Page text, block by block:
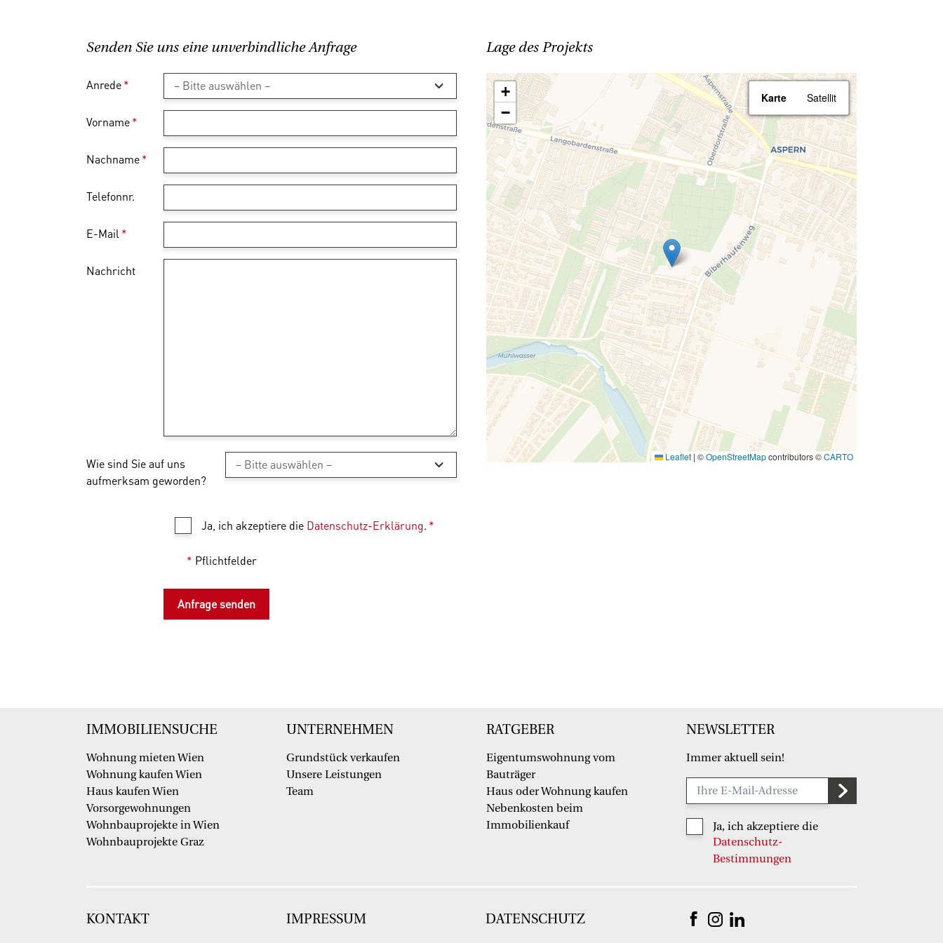
Lage des Projekts
+
−
Karte Satellit
Leaflet | ©OpenStreetMapcontributors ©CARTO
Senden Sie uns eine unverbindliche Anfrage
Anrede*
Vorname*
Nachname*
Telefonnr.
E-Mail*
Nachricht
Wie sind Sie auf uns
aufmerksam geworden?
Ja, ich akzeptiere die Datenschutz-Erklärung. *
* Pflichtfelder
IMMOBILIENSUCHE
Wohnung mieten Wien
Wohnung kaufen Wien
Haus kaufen Wien
Vorsorgewohnungen
Wohnbauprojekte in Wien
Wohnbauprojekte Graz
UNTERNEHMEN
Grundstück verkaufen
Unsere Leistungen
Team
RATGEBER
Eigentumswohnung vom
Bauträger
Haus oder Wohnung kaufen
Nebenkosten beim
Immobilienkauf
NEWSLETTER
Immer aktuell sein!
Ja, ich akzeptiere die
Datenschutz-
Bestimmungen
KONTAKT IMPRESSUM DATENSCHUTZ